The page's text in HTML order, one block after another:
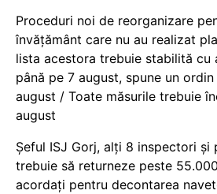
Proceduri noi de reorganizare
învățământ care nu au realizat
lista acestora trebuie stabilită cu
până pe 7 august, spune un
august / Toate măsurile trebuie
august
Șeful ISJ Gorj, alți 8 inspectori și
trebuie să returneze peste
acordați pentru decontarea